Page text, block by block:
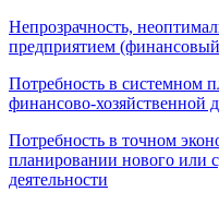
Непрозрачность,
предприятием
Потребность в системном
финансово-хозяйственной
Потребность в точном
планировании нового или
деятельности